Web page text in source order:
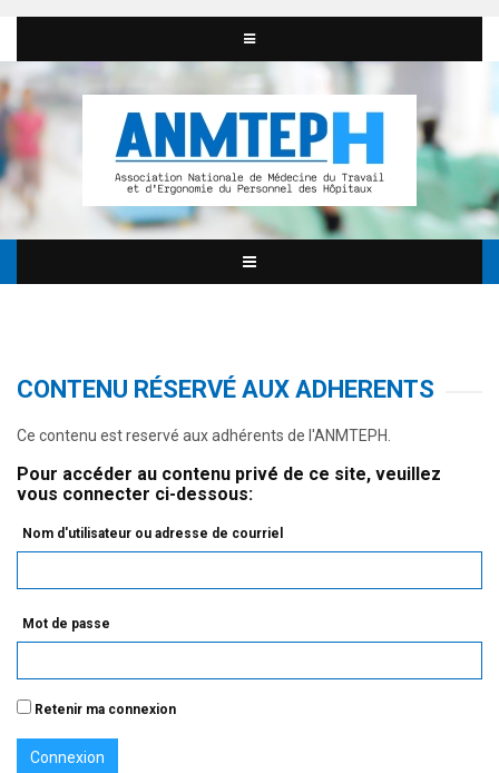
CONTENU RÉSERVÉ AUX ADHERENTS
Ce contenu est reservé aux adhérents de l'ANMTEPH.
Pour accéder au contenu privé de ce site, veuillez
vous connecter ci-dessous:
Nom d'utilisateur ou adresse de courriel
Mot de passe
Retenir ma connexion